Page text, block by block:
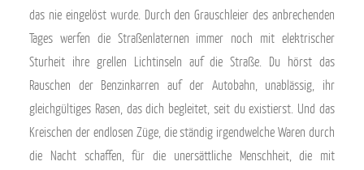
UNTERSTÜTZE UNS!
das nie eingelöst wurde. Durch den Grauschleier des anbrechenden
Tages werfen die Straßenlaternen immer noch mit elektrischer
Sturheit ihre grellen Lichtinseln auf die Straße. Du hörst das
Rauschen der Benzinkarren auf der Autobahn, unablässig, ihr
gleichgültiges Rasen, das dich begleitet, seit du existierst. Und das
Kreischen der endlosen Züge, die ständig irgendwelche Waren durch
die Nacht schaffen, für die unersättliche Menschheit, die mit